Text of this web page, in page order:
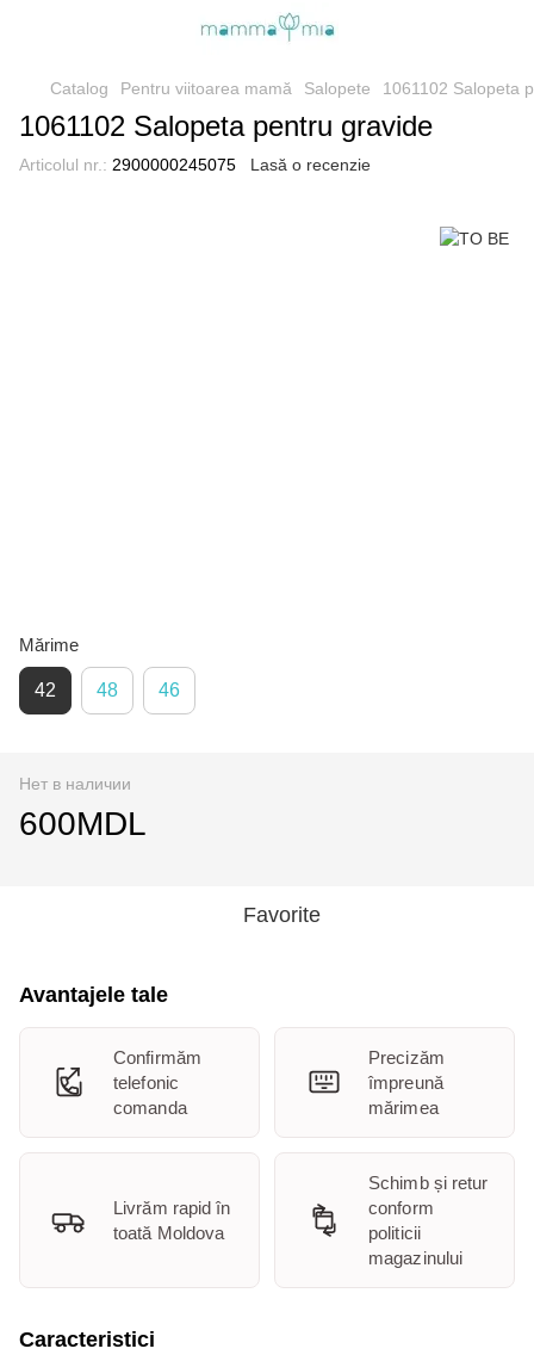
Catalog Pentru viitoarea mamă Salopete 1061102 Salopeta
1061102 Salopeta pentru gravide
Articolul nr.: 2900000245075 Lasă o recenzie
Mărime
42 48 46
Нет в наличии
600MDL
Favorite
Avantajele tale
Confirmăm
telefonic
comanda
Precizăm
împreună
mărimea
Livrăm rapid în
toată Moldova
Schimb și retur
conform
politicii
magazinului
Caracteristici